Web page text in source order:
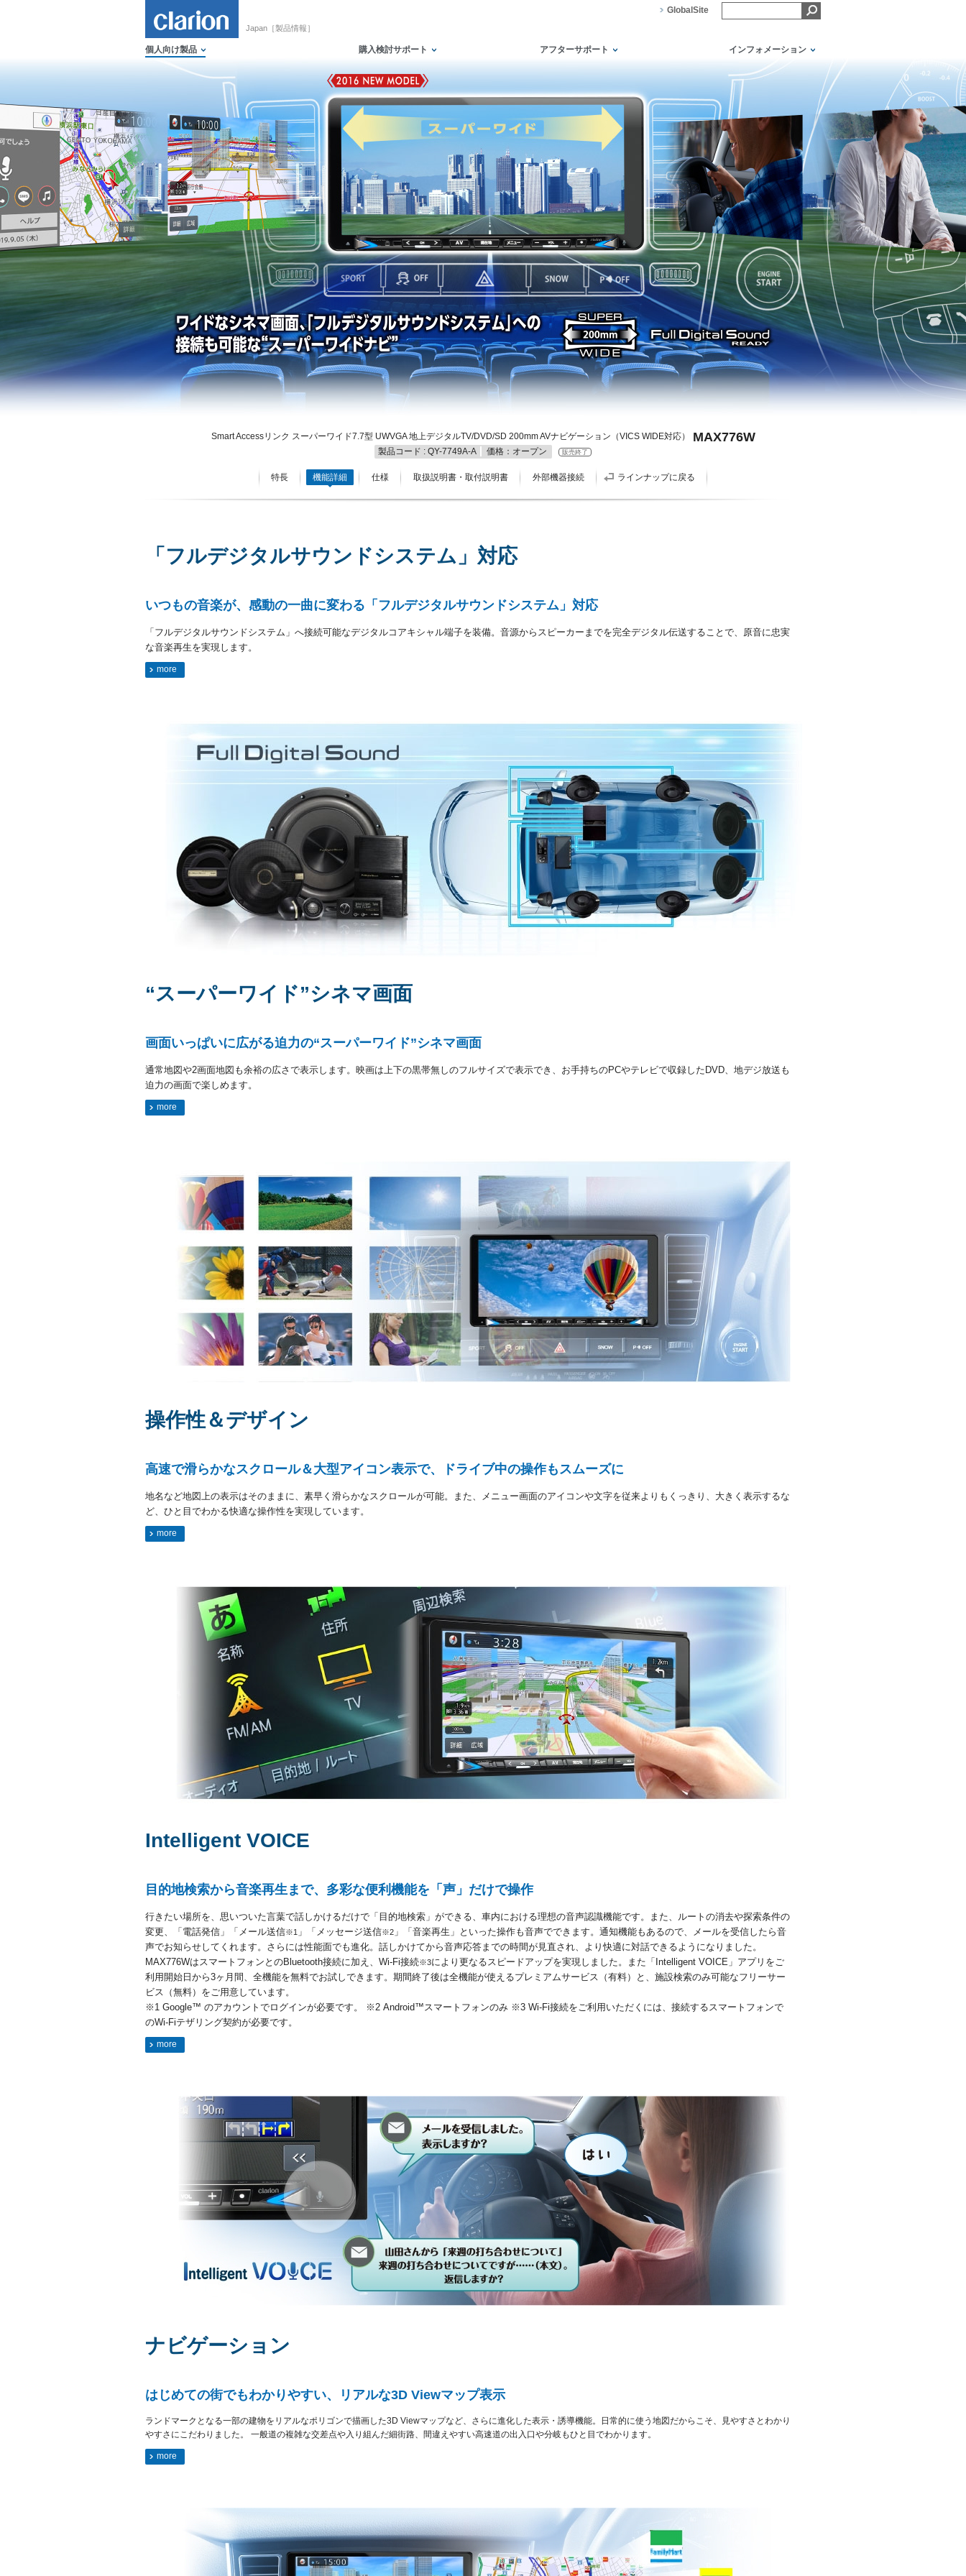
Japan［製品情報］
GlobalSite
個人向け製品 購入検討サポート アフターサポート インフォメーション
Smart Accessリンク スーパーワイド7.7型 UWVGA 地上デジタルTV/DVD/SD 200mm AVナビゲーション（VICS WIDE対応） MAX776W
製品コード : QY-7749A-A 価格：オープン 販売終了
特長 機能詳細 仕様 取扱説明書・取付説明書 外部機器接続 ラインナップに戻る
「フルデジタルサウンドシステム」対応
いつもの音楽が、感動の一曲に変わる「フルデジタルサウンドシステム」対応
「フルデジタルサウンドシステム」へ接続可能なデジタルコアキシャル端子を装備。音源からスピーカーまでを完全デジタル伝送することで、原音に忠実
な音楽再生を実現します。
more
“スーパーワイド”シネマ画面
画面いっぱいに広がる迫力の“スーパーワイド”シネマ画面
通常地図や2画面地図も余裕の広さで表示します。映画は上下の黒帯無しのフルサイズで表示でき、お手持ちのPCやテレビで収録したDVD、地デジ放送も
迫力の画面で楽しめます。
more
操作性＆デザイン
高速で滑らかなスクロール＆大型アイコン表示で、ドライブ中の操作もスムーズに
地名など地図上の表示はそのままに、素早く滑らかなスクロールが可能。また、メニュー画面のアイコンや文字を従来よりもくっきり、大きく表示するな
ど、ひと目でわかる快適な操作性を実現しています。
more
Intelligent VOICE
目的地検索から音楽再生まで、多彩な便利機能を「声」だけで操作
行きたい場所を、思いついた言葉で話しかけるだけで「目的地検索」ができる、車内における理想の音声認識機能です。また、ルートの消去や探索条件の
変更、「電話発信」「メール送信※1 」「メッセージ送信※2 」「音楽再生」といった操作も音声でできます。通知機能もあるので、メールを受信したら音
声でお知らせしてくれます。さらには性能面でも進化。話しかけてから音声応答までの時間が見直され、より快適に対話できるようになりました。
MAX776WはスマートフォンとのBluetooth接続に加え、Wi-Fi接続※3により更なるスピードアップを実現しました。また「Intelligent VOICE」アプリをご
利用開始日から3ヶ月間、全機能を無料でお試しできます。期間終了後は全機能が使えるプレミアムサービス（有料）と、施設検索のみ可能なフリーサー
ビス（無料）をご用意しています。
※1 Google™ のアカウントでログインが必要です。 ※2 Android™スマートフォンのみ ※3 Wi-Fi接続をご利用いただくには、接続するスマートフォンで
のWi-Fiテザリング契約が必要です。
more
ナビゲーション
はじめての街でもわかりやすい、リアルな3D Viewマップ表示
ランドマークとなる一部の建物をリアルなポリゴンで描画した3D Viewマップなど、さらに進化した表示・誘導機能。日常的に使う地図だからこそ、見やすさとわかり
やすさにこだわりました。 一般道の複雑な交差点や入り組んだ細街路、間違えやすい高速道の出入口や分岐もひと目でわかります。
more